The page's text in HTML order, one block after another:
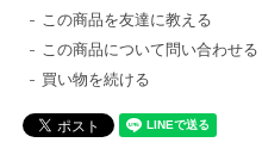
この商品を友達に教える
この商品について問い合わせる
買い物を続ける